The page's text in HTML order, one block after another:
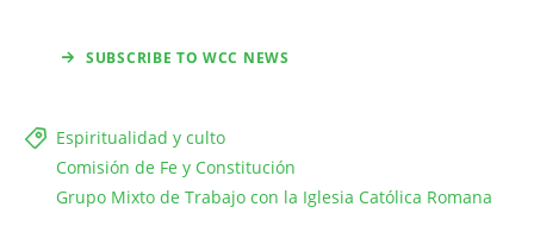
SUBSCRIBE TO WCC NEWS
Espiritualidad y culto
Comisión de Fe y Constitución
Grupo Mixto de Trabajo con la Iglesia Católica Romana